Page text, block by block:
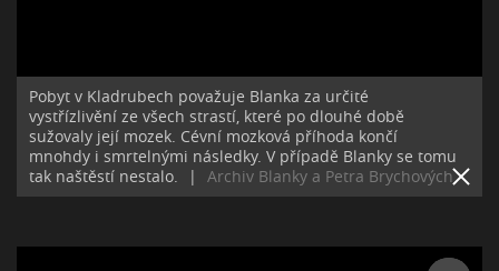
Pobyt v Kladrubech považuje Blanka za určité
vystřízlivění ze všech strastí, které po dlouhé době
sužovaly její mozek. Cévní mozková příhoda končí
mnohdy i smrtelnými následky. V případě Blanky se tomu
tak naštěstí nestalo.
| Archiv Blanky a Petra Brychových